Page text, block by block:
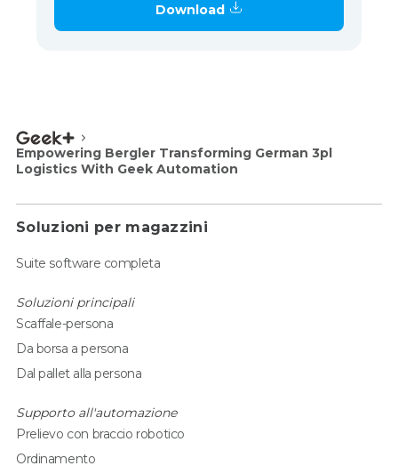
Download
Empowering Bergler Transforming German 3pl
Logistics With Geek Automation
Soluzioni per magazzini
Suite software completa
Soluzioni principali
Scaffale-persona
Da borsa a persona
Dal pallet alla persona
Supporto all'automazione
Prelievo con braccio robotico
Ordinamento